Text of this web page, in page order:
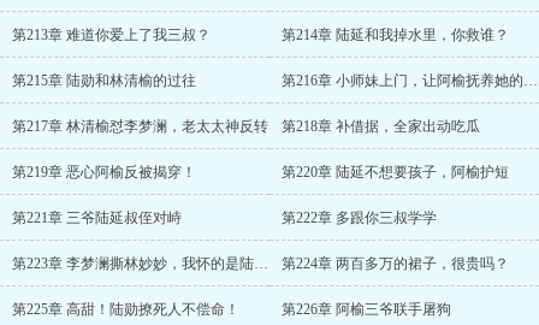
第213章 难道你爱上了我三叔？ 第214章 陆延和我掉水里，你救谁？
第215章 陆勋和林清榆的过往 第216章 小师妹上门，让阿榆抚养她的孩子
第217章 林清榆怼李梦澜，老太太神反转 第218章 补借据，全家出动吃瓜
第219章 恶心阿榆反被揭穿！ 第220章 陆延不想要孩子，阿榆护短
第221章 三爷陆延叔侄对峙 第222章 多跟你三叔学学
第223章 李梦澜撕林妙妙，我怀的是陆家金孙 第224章 两百多万的裙子，很贵吗？
第225章 高甜！陆勋撩死人不偿命！ 第226章 阿榆三爷联手屠狗